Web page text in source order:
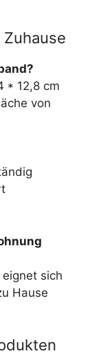
Zuhause
* 12,8 cm
von
sich
Hause